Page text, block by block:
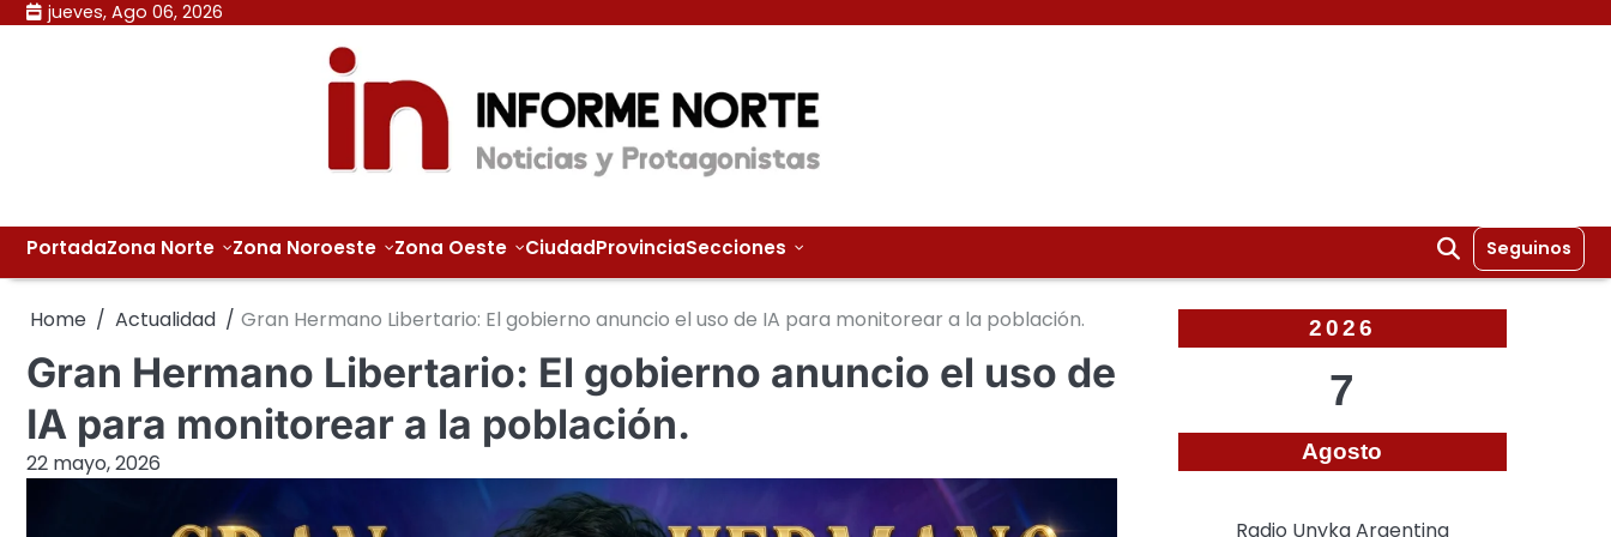
Skip jueves, Ago 06, 2026
PortadaZona Norte Zona Noroeste Zona Oeste CiudadProvinciaSecciones Seguinos
Home Actualidad Gran Hermano Libertario: El gobierno anuncio el uso de IA para monitorear a la población.
Gran Hermano Libertario: El gobierno anuncio el uso de
IA para monitorear a la población.
22 mayo, 2026
2026
7
Agosto
Radio Unyka Argentina